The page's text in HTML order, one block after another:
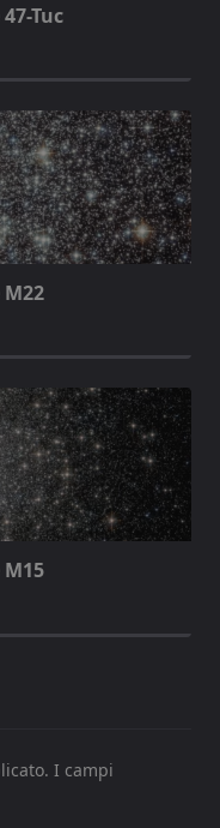
Tuc
I campi